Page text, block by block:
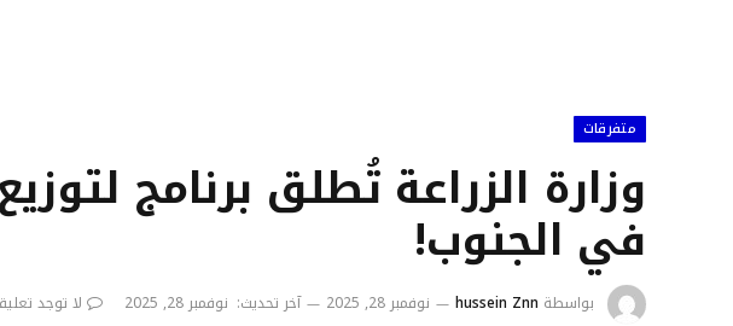
متفرقات
وزارة الزراعة تُطلق برنامج
في الجنوب!
بواسطة hussein Znn نوفمبر 28, 2025 آخر تحديث: نوفمبر 28, 2025 لا توجد